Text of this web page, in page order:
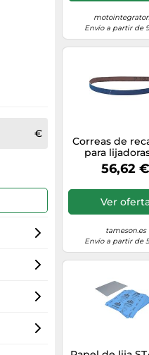
Envío a partir de
Correas de
para
banda P120
de 10
56,62 €
Ver
tameson.es
Envío a partir de